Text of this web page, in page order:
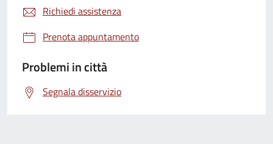
Richiedi assistenza
Prenota appuntamento
Problemi in città
Segnala disservizio